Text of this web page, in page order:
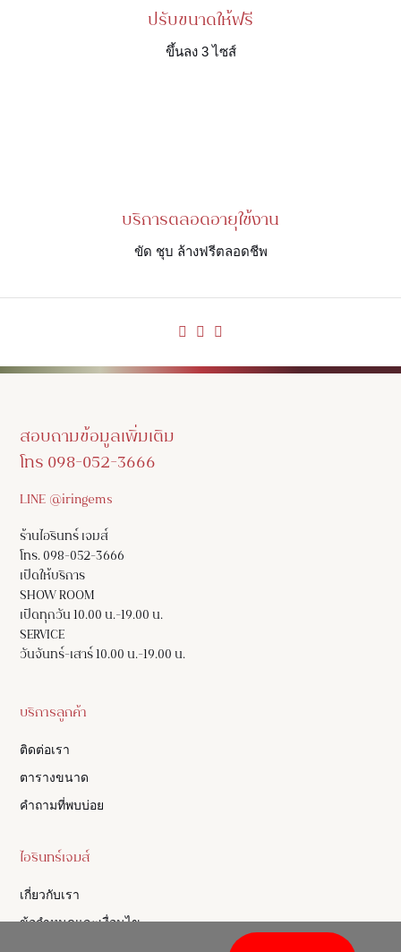
ปรับขนาดให้ฟรี
ขึ้นลง 3 ไซส์
บริการตลอดอายุใช้งาน
ขัด ชุบ ล้างฟรีตลอดชีพ
สอบถามข้อมูลเพิ่มเติม
โทร 098-052-3666
LINE @iringems
ร้านไอรินทร์ เจมส์
โทร. 098-052-3666
เปิดให้บริการ
SHOW ROOM
เปิดทุกวัน 10.00 น.-19.00 น.
SERVICE
วันจันทร์-เสาร์ 10.00 น.-19.00 น.
บริการลูกค้า
ติดต่อเรา
ตารางขนาด
คำถามที่พบบ่อย
ไอรินทร์เจมส์
เกี่ยวกับเรา
ข้อกำหนดและเงื่อนไข